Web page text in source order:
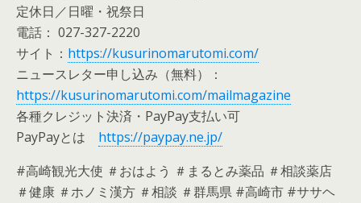
定休日／日曜・祝祭日
電話： 027-327-2220
サイト： https://kusurinomarutomi.com/
ニュースレター申し込み（無料）：
https://kusurinomarutomi.com/mailmagazine
各種クレジット決済・PayPay支払い可
PayPayとは https://paypay.ne.jp/
#高崎観光大使 ＃おはよう ＃まるとみ薬品 ＃相談薬店
＃健康 ＃ホノミ漢方 ＃相談 ＃群馬県 #高崎市 #ササヘ